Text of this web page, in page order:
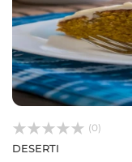


 (0)
DESERTI